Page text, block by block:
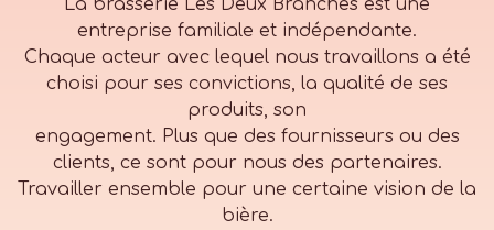
La brasserie Les Deux Branches est une
entreprise familiale et indépendante.
Chaque acteur avec lequel nous travaillons a été
choisi pour ses convictions, la qualité de ses
produits, son
engagement. Plus que des fournisseurs ou des
clients, ce sont pour nous des partenaires.
Travailler ensemble pour une certaine vision de la
bière.